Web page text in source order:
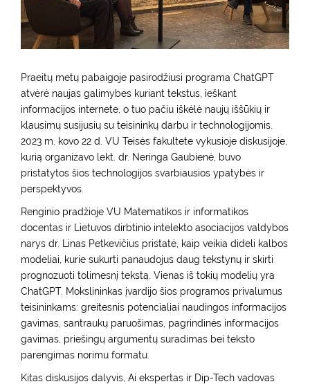
Praeitų metų pabaigoje pasirodžiusi programa ChatGPT
atvėrė naujas galimybes kuriant tekstus, ieškant
informacijos internete, o tuo pačiu iškėlė naujų iššūkių ir
klausimų susijusių su teisininkų darbu ir technologijomis.
2023 m. kovo 22 d. VU Teisės fakultete vykusioje diskusijoje,
kurią organizavo lekt. dr. Neringa Gaubienė, buvo
pristatytos šios technologijos svarbiausios ypatybės ir
perspektyvos.
Renginio pradžioje VU Matematikos ir informatikos
docentas ir Lietuvos dirbtinio intelekto asociacijos valdybos
narys dr. Linas Petkevičius pristatė, kaip veikia dideli kalbos
modeliai, kurie sukurti panaudojus daug tekstynų ir skirti
prognozuoti tolimesnį tekstą. Vienas iš tokių modelių yra
ChatGPT. Mokslininkas įvardijo šios programos privalumus
teisininkams: greitesnis potencialiai naudingos informacijos
gavimas, santraukų paruošimas, pagrindinės informacijos
gavimas, priešingų argumentų suradimas bei teksto
parengimas norimu formatu.
Kitas diskusijos dalyvis, Ai ekspertas ir Dip-Tech vadovas